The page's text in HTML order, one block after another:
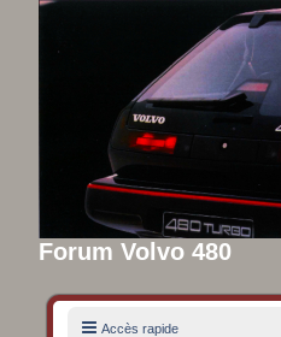
Forum Volvo 480
Accès rapide